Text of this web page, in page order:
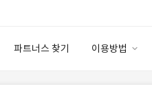
파트너스 찾기 이용방법